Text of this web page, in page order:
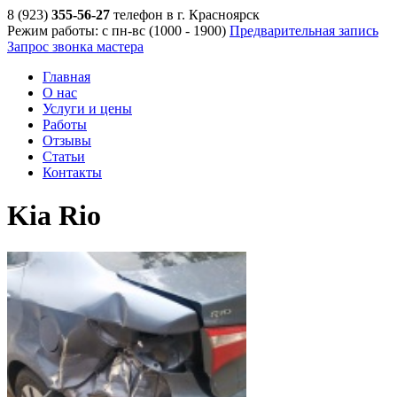
8 (923) 355-56-27 телефон в г. Красноярск
Режим работы: с пн-вс (1000 - 1900) Предварительная запись
Запрос звонка мастера
Главная
О нас
Услуги и цены
Работы
Отзывы
Статьи
Контакты
Kia Rio